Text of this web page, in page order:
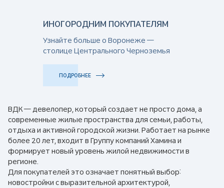
ИНОГОРОДНИМ ПОКУПАТЕЛЯМ
Узнайте больше о Воронеже —
столице Центрального Черноземья
ПОДРОБНЕЕ
ВДК — девелопер, который создает не просто дома, а
современные жилые пространства для семьи, работы,
отдыха и активной городской жизни. Работает на рынке
более 20 лет, входит в Группу компаний Хамина и
формирует новый уровень жилой недвижимости в
регионе.
Для покупателей это означает понятный выбор:
новостройки с выразительной архитектурой,